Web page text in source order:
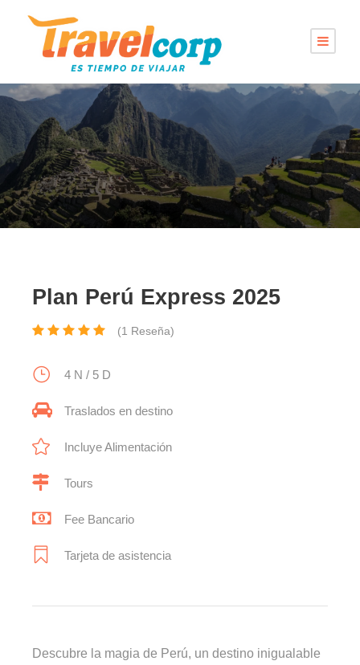
Plan Perú Express 2025
(1 Reseña)
4 N / 5 D
Traslados en destino
Incluye Alimentación
Tours
Fee Bancario
Tarjeta de asistencia
Descubre la magia de Perú, un destino inigualable